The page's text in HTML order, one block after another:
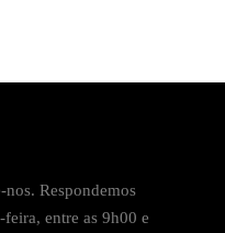
nos. Respondemos
entre as 9h00 e